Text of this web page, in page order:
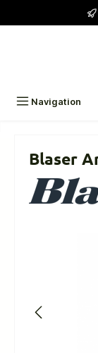
Navigation
Blaser